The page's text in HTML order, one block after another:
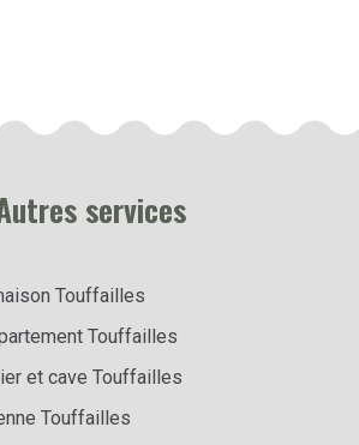
services
Touffailles
Touffailles
et cave Touffailles
Touffailles